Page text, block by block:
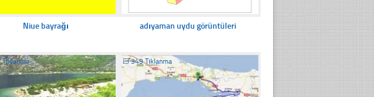
Niue bayrağı adıyaman uydu görüntüleri
☐349 Tıklanma